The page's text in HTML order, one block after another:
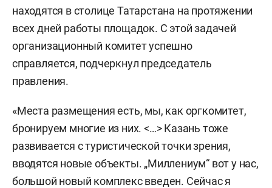
находятся в столице Татарстана на протяжении
всех дней работы площадок. С этой задачей
организационный комитет успешно
справляется, подчеркнул председатель
правления.
«Места размещения есть, мы, как оргкомитет,
бронируем многие из них. <…> Казань тоже
развивается с туристической точки зрения,
вводятся новые объекты. „Миллениум“ вот у нас,
большой новый комплекс введен. Сейчас я